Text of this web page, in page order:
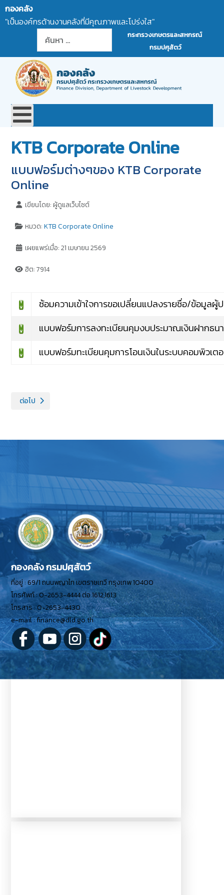
กองคลัง
"เป็นองค์กรด้านงานคลังที่มีคุณภาพและโปร่งใส"
กระทรวงเกษตรและสหกรณ์
กรมปศุสัตว์
KTB Corporate Online
แบบฟอร์มต่างๆของ KTB Corporate
Online
เขียนโดย:ผู้ดูแลเว็บไซต์
หมวด:KTB Corporate Online
เผยแพร่เมื่อ: 21 เมษายน 2569
ฮิต: 7914
ซ้อมความเข้าใจการขอเปลี่ยนแปลงรายชื่อ/ข้อมูล
แบบฟอร์มการลงทะเบียนคุมงบประมาณเงินฝากธน
แบบฟอร์มทะเบียนคุมการโอนเงินในระบบคอมพิวเ
เนื้อหาถัดไป: แจ้งการเปิดใช้บริการชำระเงินข้ามธนาคาร (Cross Bank
ต่อไป
กองคลัง กรมปศุสัตว์
ที่อยู่ : 69/1 ถนนพญาไท เขตราชเทวี กรุงเทพ 10400
โทรศัพท์ : 0-2653-4444 ต่อ 1612,1613
โทรสาร : 0-2653-4430
e-mail : finance@dld.go.th